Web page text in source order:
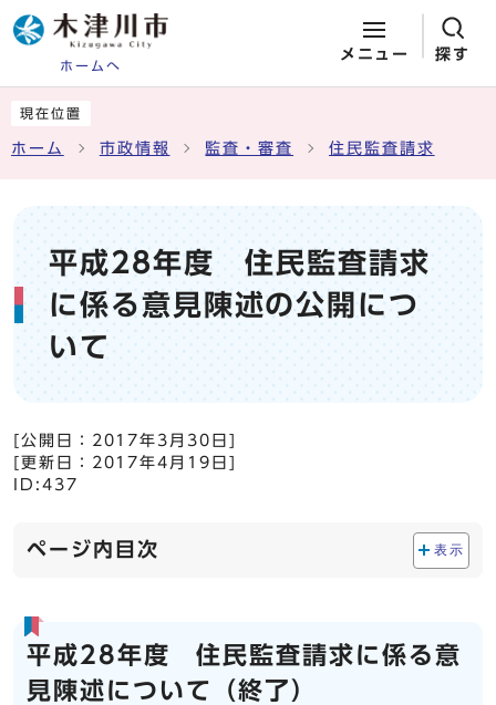
ホームへ
メニュー 探す
現在位置
ホーム 市政情報 監査・審査 住民監査請求
平成28年度 住民監査請求
に係る意見陳述の公開につ
いて
[公開日： 2017年3月30日
[更新日： 2017年4月19日
ID:437
ページ内目次 表示
平成28年度 住民監査請求に係る意
見陳述について（終了）